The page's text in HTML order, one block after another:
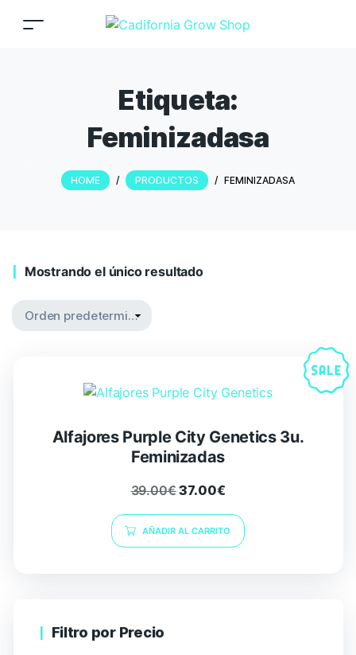
Etiqueta:
Feminizadasa
HOME / PRODUCTOS / FEMINIZADASA
Mostrando el único resultado
Alfajores Purple City Genetics 3u.
Feminizadas
39.00€37.00€
AÑADIR AL CARRITO
Filtro por Precio